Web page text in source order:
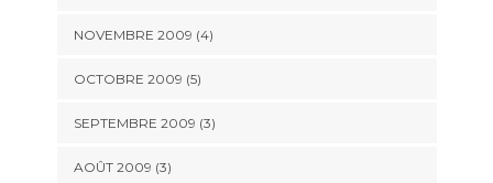
NOVEMBRE 2009 (4)
OCTOBRE 2009 (5)
SEPTEMBRE 2009 (3)
AOÛT 2009 (3)